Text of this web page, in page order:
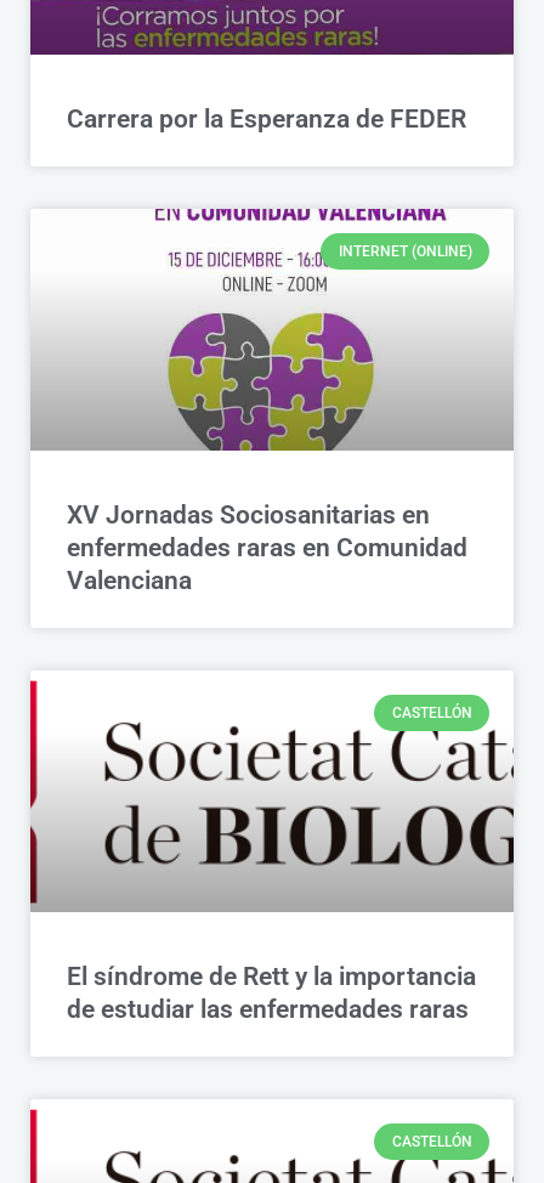
Carrera por la Esperanza de FEDER
INTERNET (ONLINE)
XV Jornadas Sociosanitarias en
enfermedades raras en Comunidad
Valenciana
CASTELLÓN
El síndrome de Rett y la importancia
de estudiar las enfermedades raras
CASTELLÓN